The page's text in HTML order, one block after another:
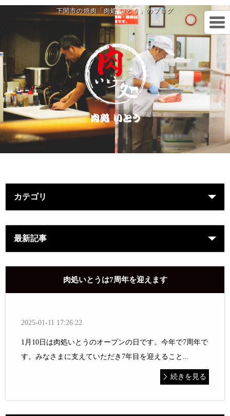
下関市の焼肉「肉処 いとう」のブログ
カテゴリ
最新記事
肉処いとうは7周年を迎えます
2025-01-11 17:26:22
1月10日は肉処いとうのオープンの日です。今年で7周年で
す。みなさまに支えていただき7年目を迎えること...
続きを見る